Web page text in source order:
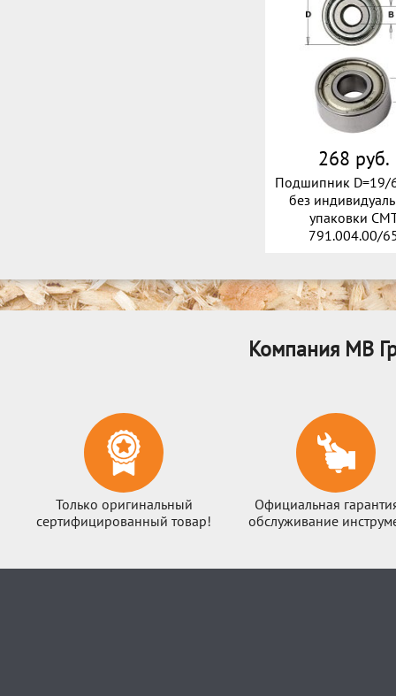
268 руб.
Подшипник D=19/
без
упаковки
791.004.00/
Компания МВ
Только оригинальный
сертифицированный товар!
Официальная
обслуживание